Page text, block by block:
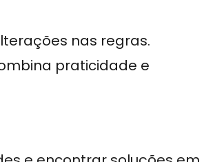
nas regras.
praticidade e